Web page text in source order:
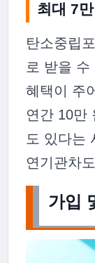
최대 7
탄소중립
로 받을 수
혜택이 주
연간 10만
도 있다는
연기관차
가입